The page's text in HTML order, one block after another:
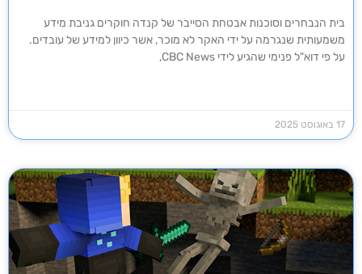
בית הנבחרים וסוכנות אבטחת הסייבר של קנדה חוקרים גניבת מידע
משמעותית שנגרמה על ידי האקר לא מוכר, אשר כיוון למידע של עובדים.
על פי דוא"ל פנימי שהגיע לידי CBC News,
17 באוגוסט 2025